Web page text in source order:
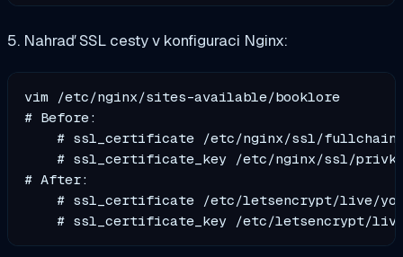
5. Nahraď SSL cesty v konfiguraci Nginx:
vim /etc/nginx/sites-available/booklore
# Before:
# ssl_certificate /etc/nginx/ssl/
# ssl_certificate_key /etc/nginx/ssl/
# After:
# ssl_certificate /etc/letsencrypt/live/